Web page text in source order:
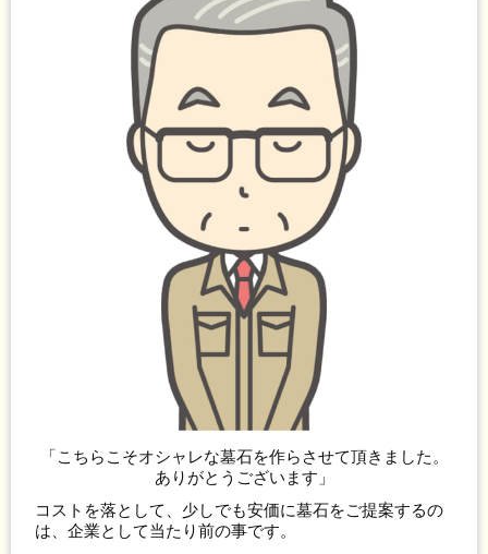
「こちらこそオシャレな墓石を作らさせて頂きました。
ありがとうございます」
コストを落として、少しでも安価に墓石をご提案するの
は、企業として当たり前の事です。